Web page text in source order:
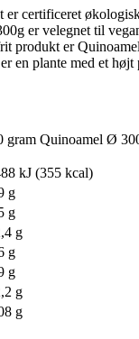
certificeret
er velegnet til
produkt er
en plante med et
gram Quinoamel Ø
kJ (355 kcal)
g
g
g
g
g
g
g